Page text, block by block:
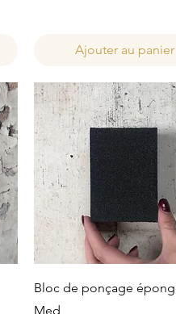
Ajouter au panier
Aperçu rapide
Bloc de ponçage
Med